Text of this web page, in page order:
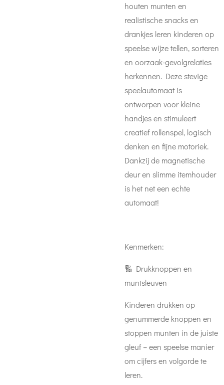
houten munten en
realistische snacks en
drankjes leren kinderen op
speelse wijze tellen, sorteren
en oorzaak-gevolgrelaties
herkennen. Deze stevige
speelautomaat is
ontworpen voor kleine
handjes en stimuleert
creatief rollenspel, logisch
denken en fijne motoriek.
Dankzij de magnetische
deur en slimme itemhouder
is het net een echte
automaat!
Kenmerken:
🔢 Drukknoppen en
muntsleuven
Kinderen drukken op
genummerde knoppen en
stoppen munten in de juiste
gleuf – een speelse manier
om cijfers en volgorde te
leren.